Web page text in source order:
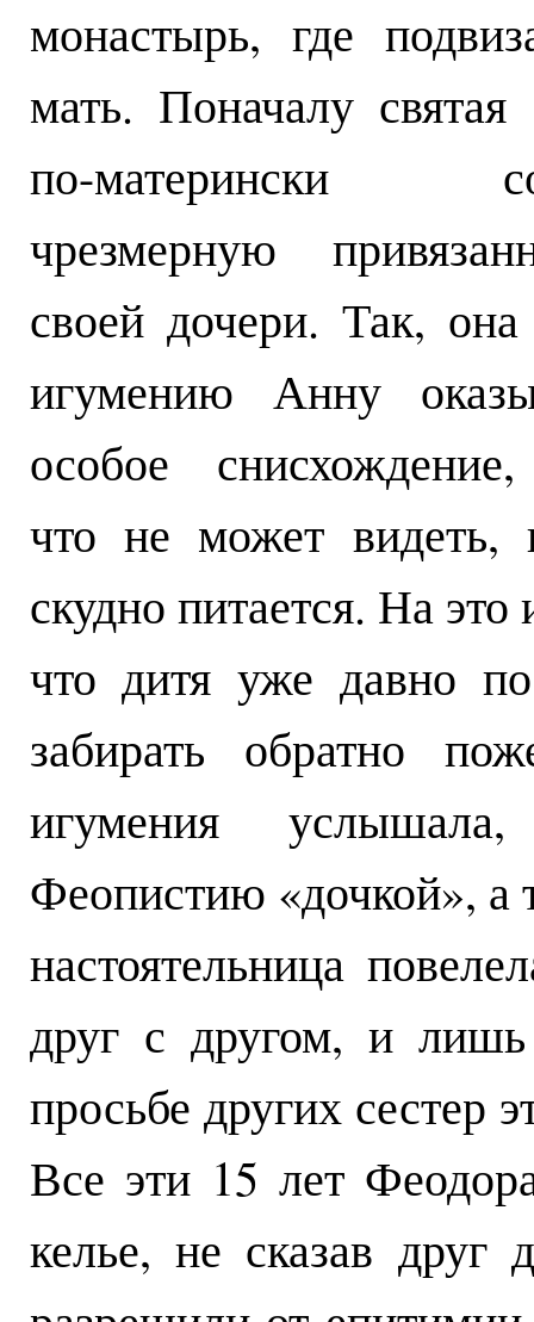
монастырь, где
мать. Поначалу
по-матерински
чрезмерную
своей дочери. Так,
игумению Анну
особое
что не может видеть,
скудно питается. На
что дитя уже давно
забирать обратно
игумения
Феопистию «дочкой», а
настоятельница
друг с другом, и
просьбе других сестер
Все эти 15 лет
келье, не сказав